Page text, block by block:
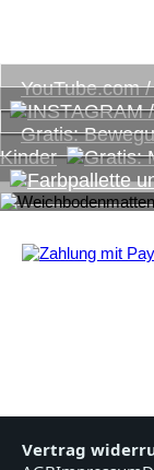
YouTube.com
Gratis:
Kinder
Vertrag